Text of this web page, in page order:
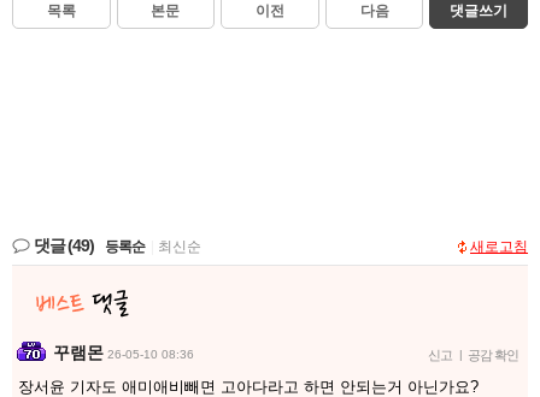
목록 본문 이전 다음 댓글쓰기
댓글(49) 등록순 최신순 새로고침
꾸램몬 26-05-10 08:36 신고 | 공감 확인
장서윤 기자도 애미애비빼면 고아다라고 하면 안되는거 아닌가요?